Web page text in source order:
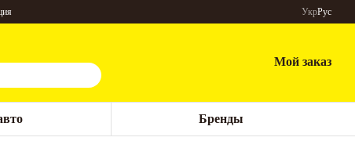
УкрРус
Мой заказ
Бренды